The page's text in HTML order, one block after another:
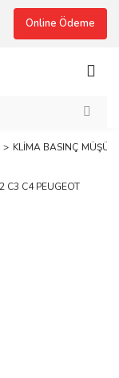
Online Ödeme
KLİMA BASINÇ